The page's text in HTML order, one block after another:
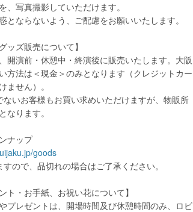
、写真撮影していただけます。
とならないよう、ご配慮をお願いいたします。
ッズ販売について】
開演前・休憩中・終演後に販売いたします。大阪
方法は＜現金＞のみとなります（クレジットカー
ません）。
いお客様もお買い求めいただけますが、物販所
なります。
ナップ
goods
ので、品切れの場合はご了承ください。
ト・お手紙、お祝い花について】
プレゼントは、開場時間及び休憩時間のみ、ロビ